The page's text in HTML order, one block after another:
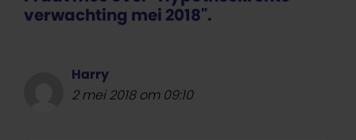
verwachting mei 2018".
Harry
2 mei 2018 om 09:10